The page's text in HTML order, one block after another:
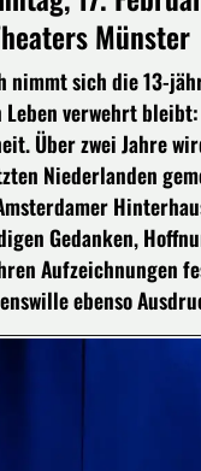
Münster
nimmt sich die 13-
verwehrt
Über zwei Jahre
Niederlanden
Gedanken,
Aufzeichnungen
ebenso